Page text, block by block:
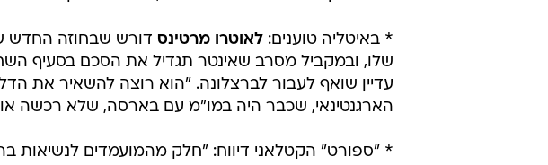
* באיטליה טוענים: לאוטרו מרטינס דורש שבחוזה החדש
עדיין שואף לעבור לברצלונה. "הוא רוצה להשאיר את
הארגנטינאי, שכבר היה במו"מ עם בארסה, שלא רכשה
* "ספורט" הקטלאני דיווח: "חלק מהמועמדים לנשיאות